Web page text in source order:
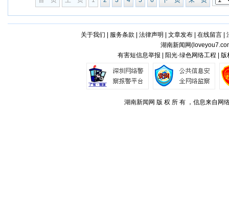
关于我们 服务条款 法律声明 文章发布| 在线留言|
湖南新闻网(
有害短信息举报 | 阳光·绿色网络工程 |
湖南新闻网 版 权 所 有 ，信息来自网